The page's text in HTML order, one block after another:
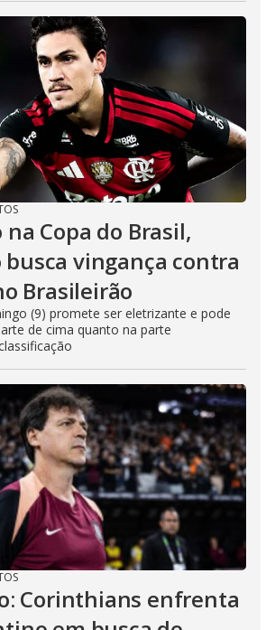
Copa do Brasil,
busca vingança contra
Brasileirão
(9) promete ser eletrizante e pode
de cima quanto na parte
Corinthians enfrenta